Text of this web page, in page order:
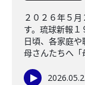
２０２６年５
す。琉球新報１
日頃、各家庭
母さんたちへ「